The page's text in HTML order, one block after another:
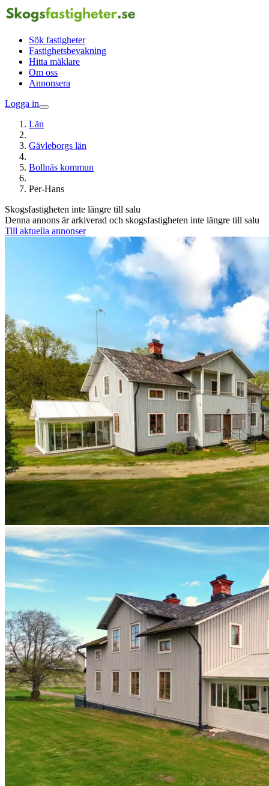
Sök fastigheter
Fastighetsbevakning
Hitta mäklare
Om oss
Annonsera
Logga in
Län
Gävleborgs län
Bollnäs kommun
Per-Hans
Skogsfastigheten inte längre till salu
Denna annons är arkiverad och skogsfastigheten inte längre till salu
Till aktuella annonser